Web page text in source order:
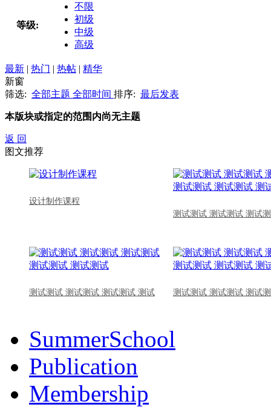
等级:
不限
初级
中级
高级
最新 | 热门 | 热帖 | 精华
新窗
筛选: 全部主题 全部时间 排序: 最后发表
本版块或指定的范围内尚无主题
返 回
图文推荐
设计制作课程
测试测试 测试测试 测试
测试测试 测试测试 测试测试 测试 测试测试 测试测试 测试
SummerSchool
Publication
Membership